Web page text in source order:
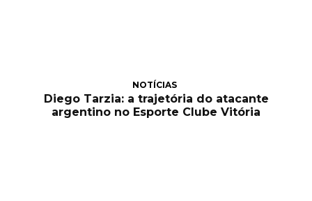
NOTÍCIAS
Diego Tarzia: a trajetória do atacante
argentino no Esporte Clube Vitória